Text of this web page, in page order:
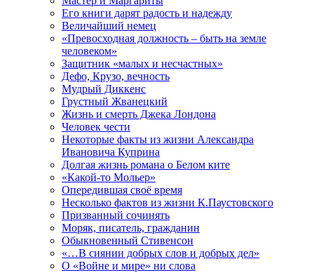
Его книги дарят радость и надежду
Величайший немец
«Превосходная должность – быть на земле
человеком»
Защитник «малых и несчастных»
Дефо, Крузо, вечность
Мудрый Диккенс
Грустный Жванецкий
Жизнь и смерть Джека Лондона
Человек чести
Некоторые факты из жизни Александра
Ивановича Куприна
Долгая жизнь романа о Белом ките
«Какой-то Мольер»
Опередившая своё время
Несколько фактов из жизни К.Паустовского
Призванный сочинять
Моряк, писатель, гражданин
Обыкновенный Стивенсон
«…В сиянии добрых слов и добрых дел»
О «Войне и мире» ни слова